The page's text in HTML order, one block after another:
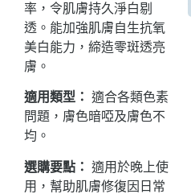
率，令肌膚持久淨白剔
透。能加強肌膚自生抗氧
美白能力，締造零斑透亮
膚。
適用類型： 適合各類色素
問題，膚色暗啞及膚色不
均。
選購要點： 適用於晚上使
用，幫助肌膚修復因日常